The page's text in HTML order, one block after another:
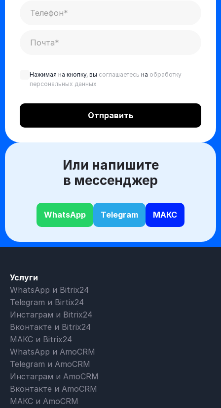
Нажимая на кнопку, вы соглашаетесь на обработку
персональных данных
Или напишите
в мессенджер
WhatsApp Telegram МАКС
Услуги
WhatsApp и Bitrix24
Telegram и Birtix24
Инстаграм и Bitrix24
Вконтакте и Bitrix24
МАКС и Bitrix24
WhatsApp и AmoCRM
Telegram и AmoCRM
Инстаграм и AmoCRM
Вконтакте и AmoCRM
МАКС и AmoCRM